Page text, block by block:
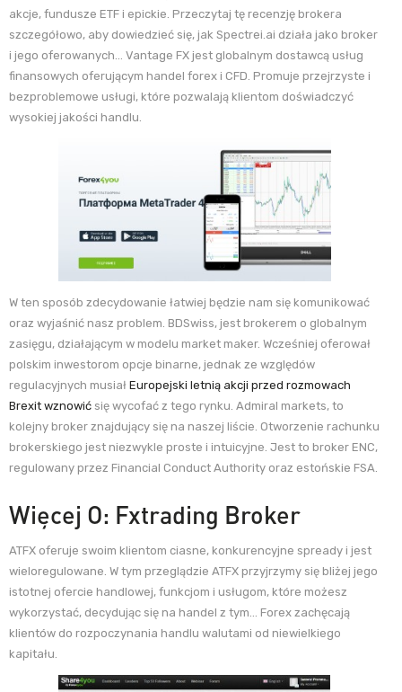
akcje, fundusze ETF i epickie. Przeczytaj tę recenzję brokera
szczegółowo, aby dowiedzieć się, jak Spectrei.ai działa jako broker
i jego oferowanych… Vantage FX jest globalnym dostawcą usług
finansowych oferującym handel forex i CFD. Promuje przejrzyste i
bezproblemowe usługi, które pozwalają klientom doświadczyć
wysokiej jakości handlu.
W ten sposób zdecydowanie łatwiej będzie nam się komunikować
oraz wyjaśnić nasz problem. BDSwiss, jest brokerem o globalnym
zasięgu, działającym w modelu market maker. Wcześniej oferował
polskim inwestorom opcje binarne, jednak ze względów
regulacyjnych musiał Europejski letnią akcji przed rozmowach
Brexit wznowić się wycofać z tego rynku. Admiral markets, to
kolejny broker znajdujący się na naszej liście. Otworzenie rachunku
brokerskiego jest niezwykle proste i intuicyjne. Jest to broker ENC,
regulowany przez Financial Conduct Authority oraz estońskie FSA.
Więcej O: Fxtrading Broker
ATFX oferuje swoim klientom ciasne, konkurencyjne spready i jest
wieloregulowane. W tym przeglądzie ATFX przyjrzymy się bliżej jego
istotnej ofercie handlowej, funkcjom i usługom, które możesz
wykorzystać, decydując się na handel z tym… Forex zachęcają
klientów do rozpoczynania handlu walutami od niewielkiego
kapitału.